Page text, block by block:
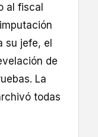
al fiscal
su jefe, el
de
La
todas